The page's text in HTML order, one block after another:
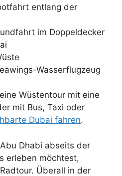
entlang der
im Doppeldecker
Wasserflugzeug
Wüstentour mit eine
mit Bus, Taxi oder
Dubai fahren.
Dhabi abseits der
erleben möchtest,
Überall in der